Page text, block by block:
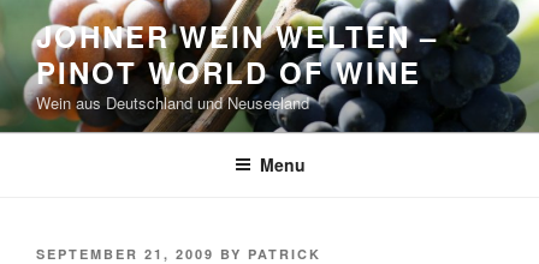
to
content
JOHNER WEIN WELTEN –
PINOT WORLD OF WINE
Wein aus Deutschland und Neuseeland
Menu
POSTED
SEPTEMBER 21, 2009 BY PATRICK